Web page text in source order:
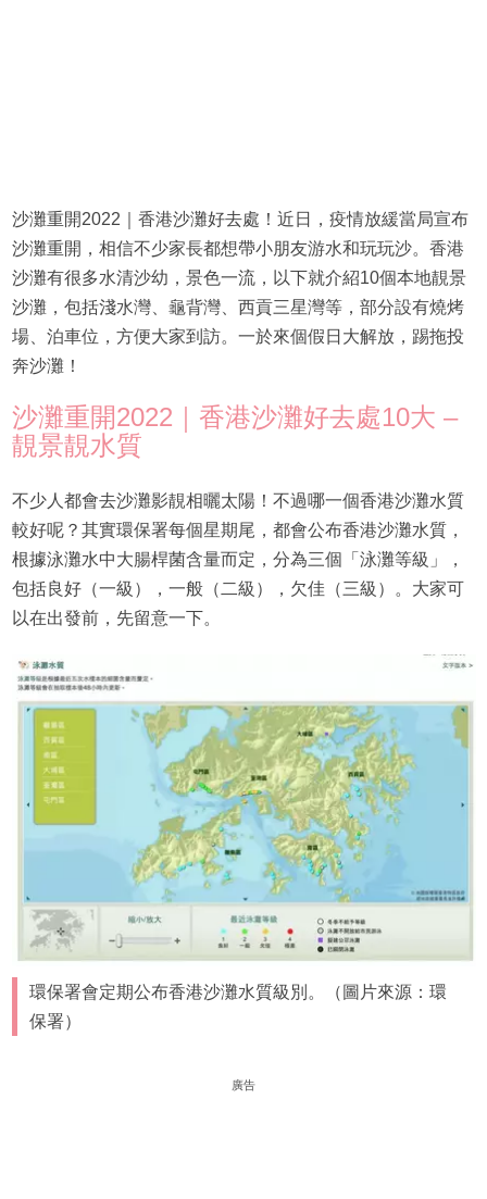
沙灘重開2022｜香港沙灘好去處！近日，疫情放緩當局宣布
沙灘重開，相信不少家長都想帶小朋友游水和玩玩沙。香港
沙灘有很多水清沙幼，景色一流，以下就介紹10個本地靚景
沙灘，包括淺水灣、龜背灣、西貢三星灣等，部分設有燒烤
場、泊車位，方便大家到訪。一於來個假日大解放，踢拖投
奔沙灘！
沙灘重開2022｜香港沙灘好去處10大 –
靚景靚水質
不少人都會去沙灘影靚相曬太陽！不過哪一個香港沙灘水質
較好呢？其實環保署每個星期尾，都會公布香港沙灘水質，
根據泳灘水中大腸桿菌含量而定，分為三個「泳灘等級」，
包括良好（一級），一般（二級），欠佳（三級）。大家可
以在出發前，先留意一下。
環保署會定期公布香港沙灘水質級別。（圖片來源：環
保署）
廣告